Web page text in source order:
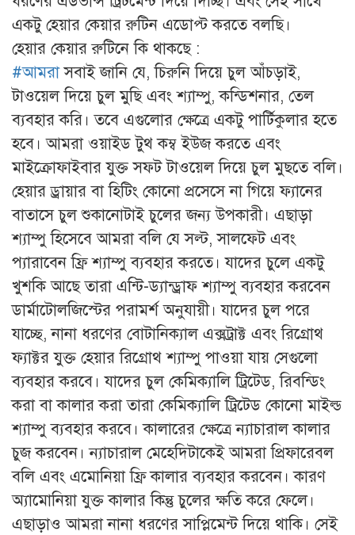
একটু হেয়ার কেয়ার রুটিন এডোপ্ট করতে বলছি।
হেয়ার কেয়ার রুটিনে কি থাকছে :
#আমরাসবাই জানি যে, চিরুনি দিয়ে চুল আঁচড়াই,
টাওয়েল দিয়ে চুল মুছি এবং শ্যাম্পু, কন্ডিশনার, তেল
ব্যবহার করি। তবে এগুলোর ক্ষেত্রে একটু পার্টিকুলার হতে
হবে। আমরা ওয়াইড টুথ কম্ব ইউজ করতে এবং
মাইক্রোফাইবার যুক্ত সফট টাওয়েল দিয়ে চুল মুছতে বলি।
হেয়ার ড্রায়ার বা হিটিং কোনো প্রসেসে না গিয়ে ফ্যানের
বাতাসে চুল শুকানোটাই চুলের জন্য উপকারী। এছাড়া
শ্যাম্পু হিসেবে আমরা বলি যে সল্ট, সালফেট এবং
প্যারাবেন ফ্রি শ্যাম্পু ব্যবহার করতে। যাদের চুলে একটু
খুশকি আছে তারা এন্টি-ড্যান্ড্রাফ শ্যাম্পু ব্যবহার করবেন
ডার্মাটোলজিস্টের পরামর্শ অনুযায়ী। যাদের চুল পরে
যাচ্ছে, নানা ধরণের বোটানিক্যাল এক্সট্রাক্ট এবং রিগ্রোথ
ফ্যাক্টর যুক্ত হেয়ার রিগ্রোথ শ্যাম্পু পাওয়া যায় সেগুলো
ব্যবহার করবে। যাদের চুল কেমিক্যালি ট্রিটেড, রিবন্ডিং
করা বা কালার করা তারা কেমিক্যালি ট্রিটেড কোনো মাইল্ড
শ্যাম্পু ব্যবহার করবে। কালারের ক্ষেত্রে ন্যাচারাল কালার
চুজ করবেন। ন্যাচারাল মেহেদিটাকেই আমরা প্রিফারেবল
বলি এবং এমোনিয়া ফ্রি কালার ব্যবহার করবেন। কারণ
অ্যামোনিয়া যুক্ত কালার কিন্তু চুলের ক্ষতি করে ফেলে।
এছাড়াও আমরা নানা ধরণের সাপ্লিমেন্ট দিয়ে থাকি। সেই